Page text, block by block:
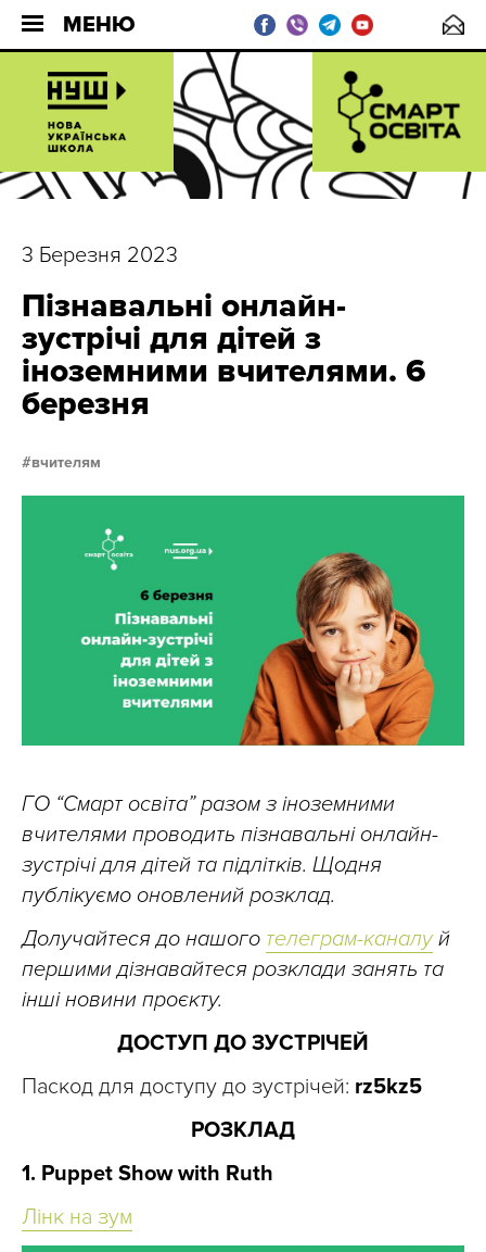
МЕНЮ
3 Березня 2023
Пізнавальні онлайн-
зустрічі для дітей з
іноземними вчителями. 6
березня
вчителям
ГО “Смарт освіта” разом з іноземними
вчителями проводить пізнавальні онлайн-
зустрічі для дітей та підлітків. Щодня
публікуємо оновлений розклад.
Долучайтеся до нашого телеграм-каналуй
першими дізнавайтеся розклади занять та
інші новини проєкту.
ДОСТУП ДО ЗУСТРІЧЕЙ
Паскод для доступу до зустрічей: rz5kz5
РОЗКЛАД
1. Puppet Show with Ruth
Лінк на зум